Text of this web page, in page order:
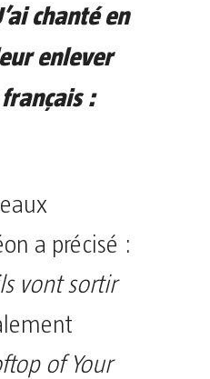
chanté en
enlever
:
a précisé :
vont sortir
of Your